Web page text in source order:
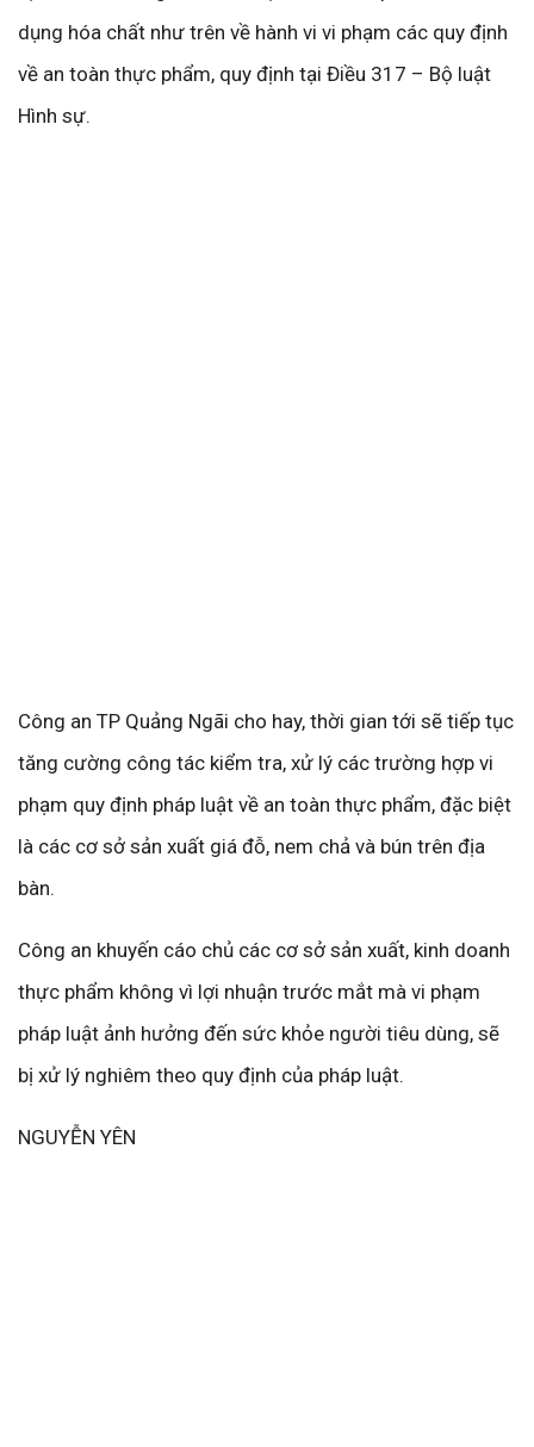
dụng hóa chất như trên về hành vi vi phạm các quy định
về an toàn thực phẩm, quy định tại Điều 317 – Bộ luật
Hình sự.
Công an TP Quảng Ngãi cho hay, thời gian tới sẽ tiếp tục
tăng cường công tác kiểm tra, xử lý các trường hợp vi
phạm quy định pháp luật về an toàn thực phẩm, đặc biệt
là các cơ sở sản xuất giá đỗ, nem chả và bún trên địa
bàn.
Công an khuyến cáo chủ các cơ sở sản xuất, kinh doanh
thực phẩm không vì lợi nhuận trước mắt mà vi phạm
pháp luật ảnh hưởng đến sức khỏe người tiêu dùng, sẽ
bị xử lý nghiêm theo quy định của pháp luật.
NGUYỄN YÊN